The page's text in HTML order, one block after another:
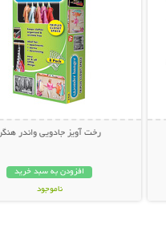
رخت آویز جادویی واندر هنگر
افزودن به سبد خرید
ناموجود